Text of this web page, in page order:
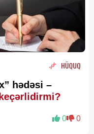
HÜQUQ
hədəsi –
0 0